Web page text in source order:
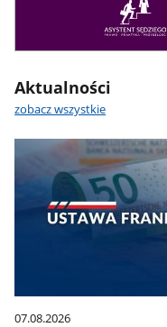
Aktualności
zobacz wszystkie
07.08.2026